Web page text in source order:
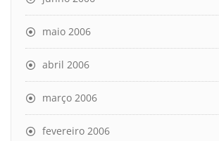
maio 2006
abril 2006
março 2006
fevereiro 2006